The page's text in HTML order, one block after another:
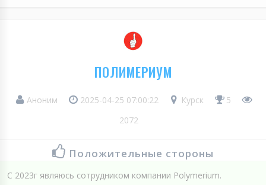
ПОЛИМЕРИУМ
Аноним 2025-04-25 07:00:22 Курск
5
2072
Положительные стороны
С 2023г являюсь сотрудником компании Polymerium.